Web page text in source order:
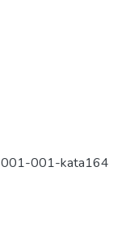
001-kata164